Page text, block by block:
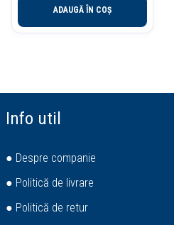
ADAUGĂ ÎN COȘ
Info util
● Despre companie
● Politică de livrare
● Politică de retur